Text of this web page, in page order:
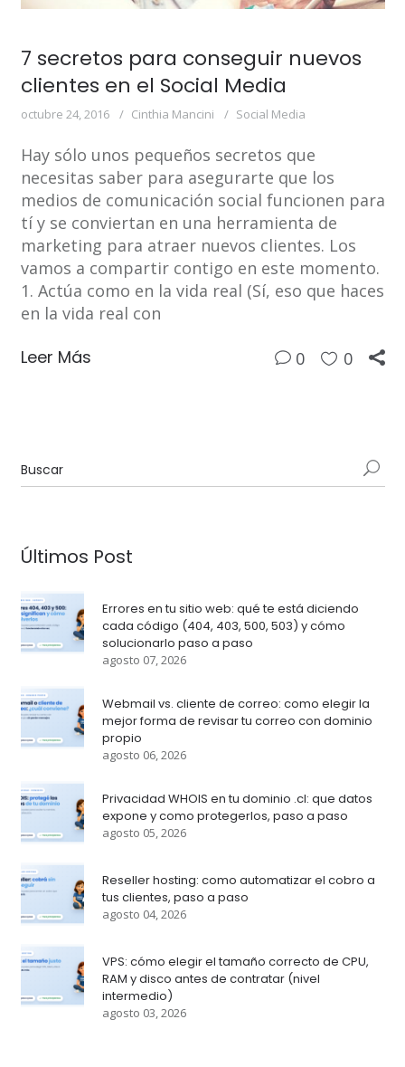
7 secretos para conseguir nuevos
clientes en el Social Media
octubre 24, 2016 Cinthia Mancini Social Media
Hay sólo unos pequeños secretos que
necesitas saber para asegurarte que los
medios de comunicación social funcionen para
tí y se conviertan en una herramienta de
marketing para atraer nuevos clientes. Los
vamos a compartir contigo en este momento.
1. Actúa como en la vida real (Sí, eso que haces
en la vida real con
Leer Más 0 0
Últimos Post
Errores en tu sitio web: qué te está diciendo
cada código (404, 403, 500, 503) y cómo
solucionarlo paso a paso
agosto 07, 2026
Webmail vs. cliente de correo: como elegir la
mejor forma de revisar tu correo con dominio
propio
agosto 06, 2026
Privacidad WHOIS en tu dominio .cl: que datos
expone y como protegerlos, paso a paso
agosto 05, 2026
Reseller hosting: como automatizar el cobro a
tus clientes, paso a paso
agosto 04, 2026
VPS: cómo elegir el tamaño correcto de CPU,
RAM y disco antes de contratar (nivel
intermedio)
agosto 03, 2026